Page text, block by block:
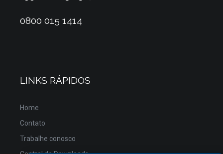
0800 015 1414
LINKS RÁPIDOS
Home
Contato
Trabalhe conosco